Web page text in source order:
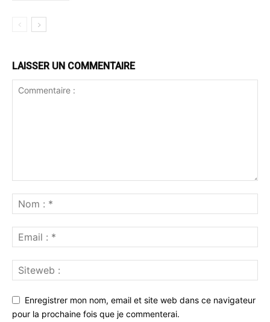
LAISSER UN COMMENTAIRE
Enregistrer mon nom, email et site web dans ce navigateur
pour la prochaine fois que je commenterai.